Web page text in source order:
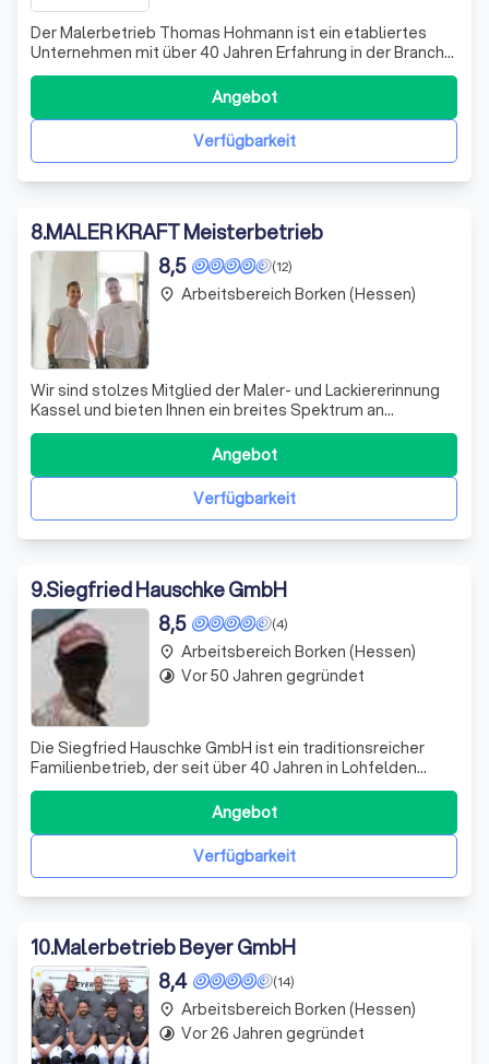
Der Malerbetrieb Thomas Hohmann ist ein etabliertes
Unternehmen mit über 40 Jahren Erfahrung in der Branche.
Gegründet im Jahr 1978, haben wir uns auf eine Vielzahl
von Dienstleistungen spezialisiert, darunter
Trocknungsarbeiten, Renovierungen, Tapezieren, Maler-
und Fußbodenarbeiten. Unser Angebot
Verfügbarkeit
Angebot
8.MALER KRAFT Meisterbetrieb
(12)
8,5
Wir sind stolzes Mitglied der Maler- und Lackiererinnung
Kassel und bieten Ihnen ein breites Spektrum an
Dienstleistungen im Maler- und Lackiererbereich an. Unser
besonderes Leistungsspektrum umfasst die Bereiche
Instandsetzung, Innenausbau, Kreativgestaltung sowie
Putz- und Beschichtungsarbeiten. W
Verfügbarkeit
Angebot
place Arbeitsbereich Borken (Hessen)
9.Siegfried Hauschke GmbH
(4)
8,5
Die Siegfried Hauschke GmbH ist ein traditionsreicher
Familienbetrieb, der seit über 40 Jahren in Lohfelden
ansässig ist. In der zweiten Generation führen wir unser
Handwerk mit Leidenschaft und Fachkompetenz aus.
Unser qualifiziertes und ambitioniertes Team verbindet
die traditionellen Grundzüge un
Verfügbarkeit
Angebot
place Arbeitsbereich Borken (Hessen)
timelapse Vor 50 Jahren gegründet
10.Malerbetrieb Beyer GmbH
(14)
8,4
place Arbeitsbereich Borken (Hessen)
timelapse Vor 26 Jahren gegründet